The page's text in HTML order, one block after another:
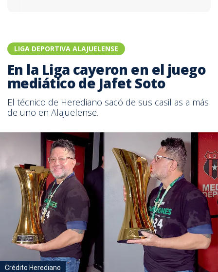
LIGA DEPORTIVA ALAJUELENSE
En la Liga cayeron en el juego
mediático de Jafet Soto
El técnico de Herediano sacó de sus casillas a más
de uno en Alajuelense.
Crédito Herediano